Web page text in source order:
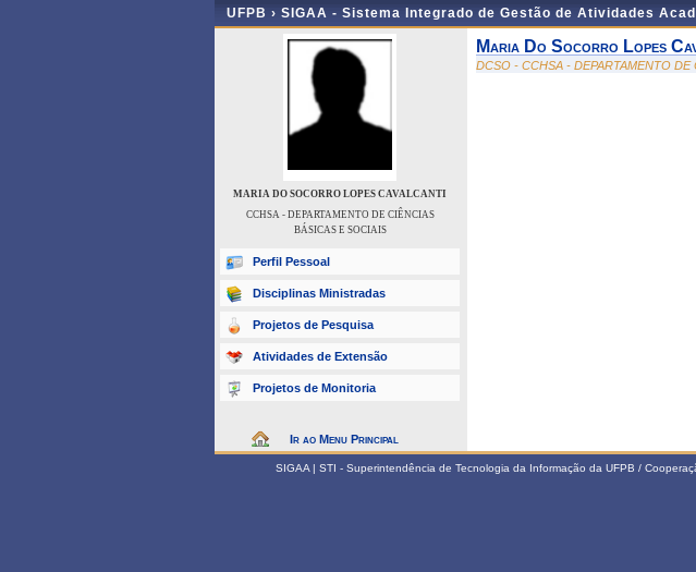
UFPB › SIGAA - Sistema Integrado de Gestão de Atividades
MARIA DO SOCORRO LOPES CAVALCANTI
CCHSA - DEPARTAMENTO DE CIÊNCIAS
BÁSICAS E SOCIAIS
Perfil Pessoal
Disciplinas Ministradas
Projetos de Pesquisa
Atividades de Extensão
Projetos de Monitoria
Ir ao Menu Principal
Maria Do Socorro Lopes
DCSO - CCHSA - DEPARTAMENTO DE
SIGAA | STI - Superintendência de Tecnologia da Informação da UFPB /